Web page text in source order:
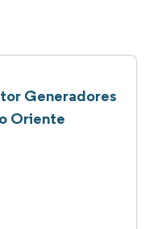
Generadores
Oriente